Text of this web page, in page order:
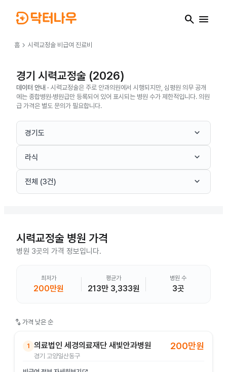
search menu
홈 chevron_right 시력교정술 비급여 진료비
경기 시력교정술 (2026)
데이터 안내 · 시력교정술은 주로 안과의원에서 시행되지만, 심평원 의무 공개
에는 종합병원·병원급만 등록되어 있어 표시되는 병원 수가 제한적입니다. 의원
급 가격은 별도 문의가 필요합니다.
경기도 keyboard_arrow_down
라식 keyboard_arrow_down
전체 (3건) keyboard_arrow_down
시력교정술 병원 가격
병원 3곳의 가격 정보입니다.
최저가
200만원
평균가
213만 3,333원
병원 수
3곳
swap_vert 가격 낮은 순
1 의료법인 세경의료재단 새빛안과병원
경기 고양일산동구
200만원